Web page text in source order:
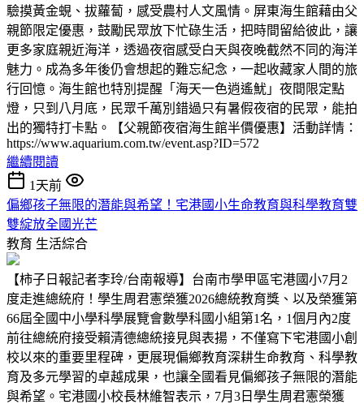
驗摸黃金蜆、拔蘿蔔，感受農村人文風情。屏東海生館藉由父
親節限定優惠，鼓勵民眾放下忙碌生活，把時間留給彼此，讓
更多家庭親近海洋，透過夜宿感受白天與夜晚截然不同的海洋
魅力。成為多年後仍會想起的難忘紀念，一起收藏家人間的旅
行回憶。海生館也特別提醒「海天一色逍遙魷」夜間限定點
燈，只到八月底，民眾千萬別錯過只有暑假夜宿的民眾，能拍
出的獨特打卡點。【父親節夜宿海生館半價優惠】活動詳情：
https://www.aquarium.com.tw/event.asp?ID=572
繼續閱讀
1天前
偏鄉孩子無限的潛能與希望！宅港國小生命教育與科學教育雙
雙綻放全國光芒
教育 生活綜合
【柿子日報記者李玲/台南報導】台南市學甲區宅港國小7月2
度走進總統府！學生周君憲榮獲2026總統教育獎、以及榮獲第
66屆全國中小學科學展覽會數學科國小組第1名，1個月內2度
前往總統府接受賴清德總統接見與表揚，不僅寫下宅港國小創
校以來的重要里程碑，更展現偏鄉教育深耕生命教育、科學教
育及多元學習的卓越成果，也讓全國看見偏鄉孩子無限的潛能
與希望。宅港國小校長林維智表示，7月3日學生周君憲榮獲